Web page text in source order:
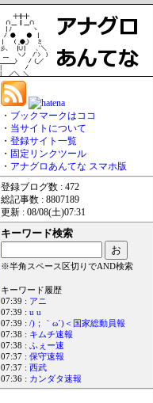
・ ブックマークはココ
・ 当サイトについて
・ 登録サイト一覧
・ 固定リンクツール
・ アナグロあんてな スマホ版
登録ブログ数 : 472
総記事数 : 8807189
更新 : 08/08(土)07:31
キーワード検索
※半角スペース区切りでAND検索
キーワード履歴
07:39 : アニ
07:39 : u u
07:39 : /)；｀ω´)＜国家総動員報
07:38 : キムチ速報
07:38 : ふぇー速
07:37 : 保守速報
07:37 : 西武
07:36 : カンダタ速報